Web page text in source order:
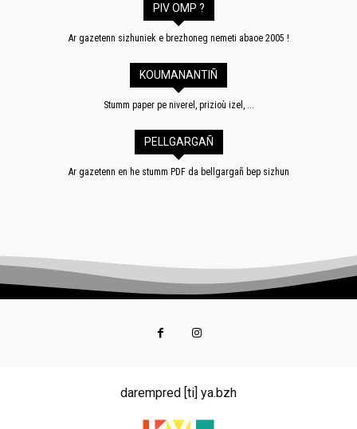
PIV OMP ?
Ar gazetenn sizhuniek e brezhoneg nemeti abaoe 2005 !
KOUMANANTIÑ
Stumm paper pe niverel, prizioù izel, ...
PELLGARGAÑ
Ar gazetenn en he stumm PDF da bellgargañ bep sizhun
darempred [ti] ya.bzh